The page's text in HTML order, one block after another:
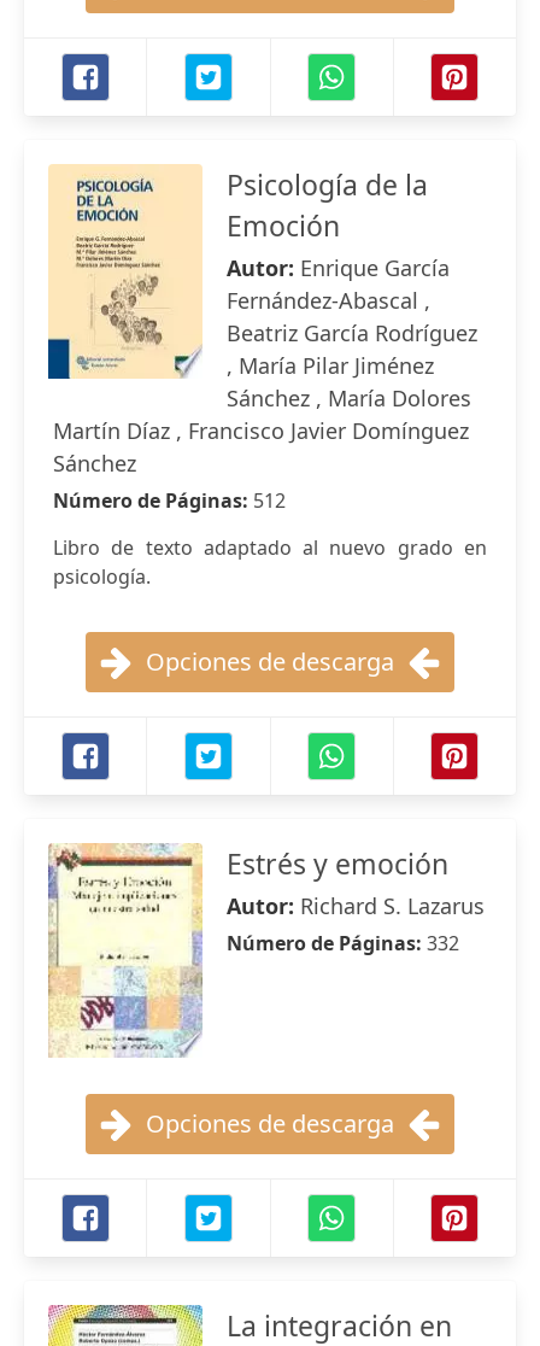
Psicología de la
Emoción
Autor: Enrique García
Fernández-Abascal ,
Beatriz García Rodríguez
, María Pilar Jiménez
Sánchez , María Dolores
Martín Díaz , Francisco Javier Domínguez
Sánchez
Número de Páginas: 512
Libro de texto adaptado al nuevo grado en
psicología.
Opciones de descarga
Estrés y emoción
Autor: Richard S. Lazarus
Número de Páginas: 332
Opciones de descarga
La integración en